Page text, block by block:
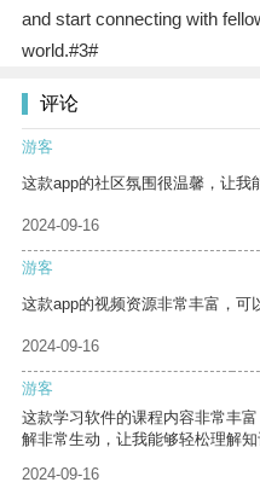
and start connecting with
world.#3#
评论
游客
这款app的社区氛围很温馨，让我
2024-09-16
游客
这款app的视频资源非常丰富，可
2024-09-16
游客
这款学习软件的课程内容非常丰
解非常生动，让我能够轻松理解知
2024-09-16